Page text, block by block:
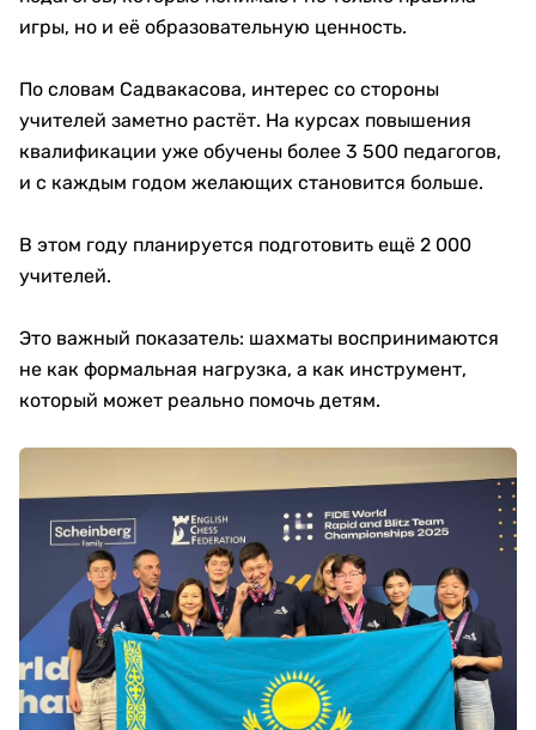
игры, но и её образовательную ценность.
По словам Садвакасова, интерес со стороны
учителей заметно растёт. На курсах повышения
квалификации уже обучены более 3 500 педагогов,
и с каждым годом желающих становится больше.
В этом году планируется подготовить ещё 2 000
учителей.
Это важный показатель: шахматы воспринимаются
не как формальная нагрузка, а как инструмент,
который может реально помочь детям.